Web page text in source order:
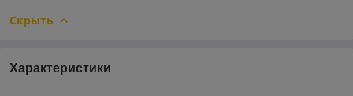
Скрыть
Характеристики